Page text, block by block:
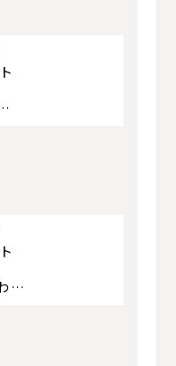
行われました
新人戦が行われました